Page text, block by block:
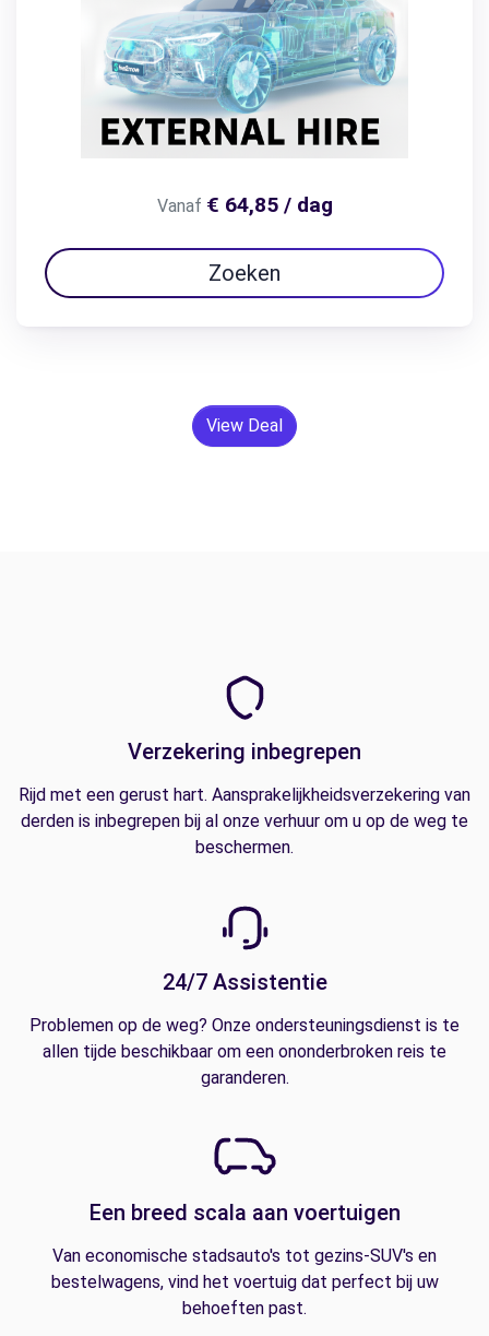
Vanaf € 64,85 / dag
Zoeken
View Deal
Verzekering inbegrepen
Rijd met een gerust hart. Aansprakelijkheidsverzekering van
derden is inbegrepen bij al onze verhuur om u op de weg te
beschermen.
24/7 Assistentie
Problemen op de weg? Onze ondersteuningsdienst is te
allen tijde beschikbaar om een ononderbroken reis te
garanderen.
Een breed scala aan voertuigen
Van economische stadsauto's tot gezins-SUV's en
bestelwagens, vind het voertuig dat perfect bij uw
behoeften past.